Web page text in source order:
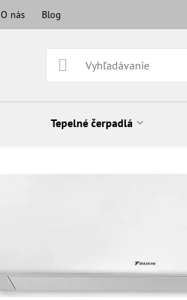
O nás Blog
Tepelné čerpadlá